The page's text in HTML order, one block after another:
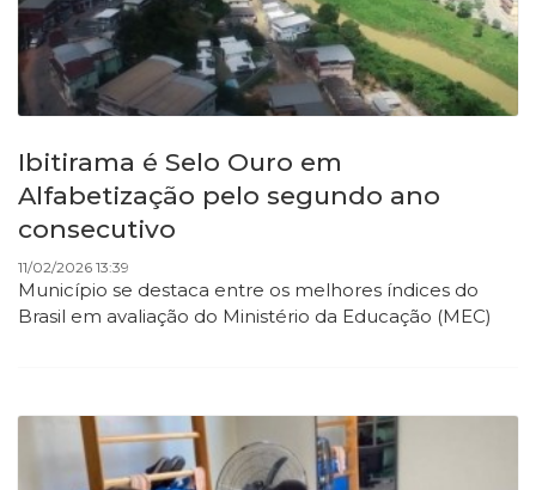
Ibitirama é Selo Ouro em
Alfabetização pelo segundo ano
consecutivo
11/02/2026 13:39
Município se destaca entre os melhores índices do
Brasil em avaliação do Ministério da Educação (MEC)